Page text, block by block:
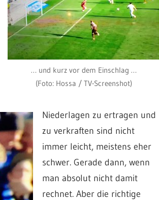
… und kurz vor dem Einschlag …
(Foto: Hossa / TV-Screenshot)
Niederlagen zu ertragen und
zu verkraften sind nicht
immer leicht, meistens eher
schwer. Gerade dann, wenn
man absolut nicht damit
rechnet. Aber die richtige